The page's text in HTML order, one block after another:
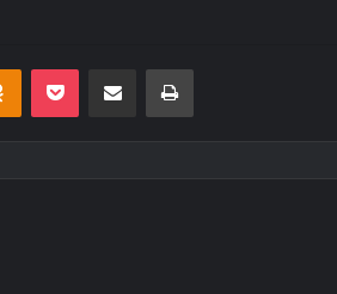
Odnoklassniki
Pocket E-Posta ile paylaş Yazdır